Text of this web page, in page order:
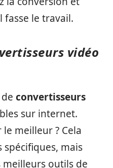
fasse le travail.
vidéo
convertisseurs
sur internet.
meilleur ? Cela
spécifiques, mais
meilleurs outils de